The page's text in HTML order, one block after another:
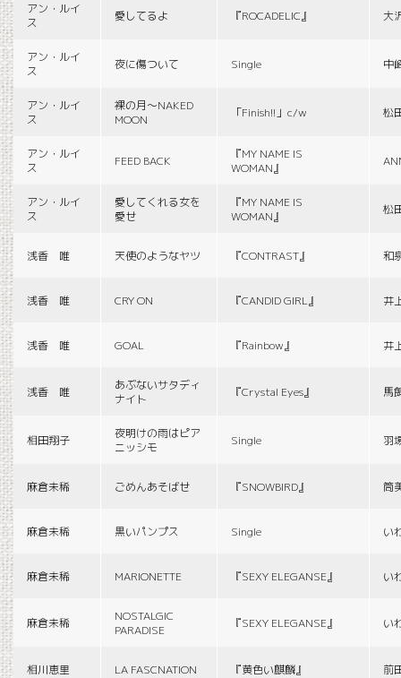
アン・ルイ
ス
愛してるよ 『ROCADELIC』 大
アン・ルイ
ス
夜に傷ついて Single 中
アン・ルイ
ス
裸の月〜NAKED
MOON
「Finish!!」c/w 松
アン・ルイ
ス
FEED BACK
『MY NAME IS
WOMAN』
アン・ルイ
ス
愛してくれる女を
愛せ
『MY NAME IS
WOMAN』
松
浅香 唯 天使のようなヤツ 『CONTRAST』 和
浅香 唯 CRY ON 『CANDID GIRL』 井
浅香 唯 GOAL 『Rainbow』 井
浅香 唯
あぶないサタディ
ナイト
『Crystal Eyes』 馬
相田翔子
夜明けの雨はピア
ニッシモ
Single 羽
麻倉未稀 ごめんあそばせ 『SNOWBIRD』 筒
麻倉未稀 黒いパンプス Single い
麻倉未稀 MARIONETTE 『SEXY ELEGANSE』 い
麻倉未稀
NOSTALGIC
PARADISE
『SEXY ELEGANSE』 い
相川恵里 LA FASCNATION 『黄色い麒麟』 前